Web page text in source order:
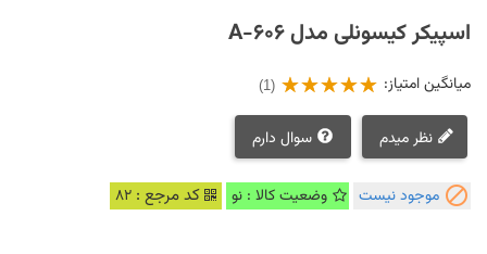
اسپیکر کیسونلی مدل A-606
میانگین امتیاز: (1)
نظر میدم سوال دارم
 موجود نیست وضعیت کالا : نو کد مرجع : 82